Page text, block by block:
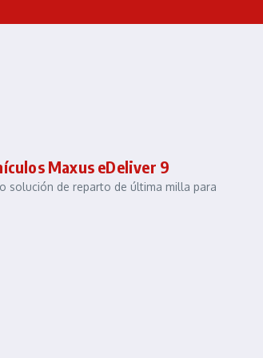
Maxus eDeliver 9
solución de reparto de última milla para